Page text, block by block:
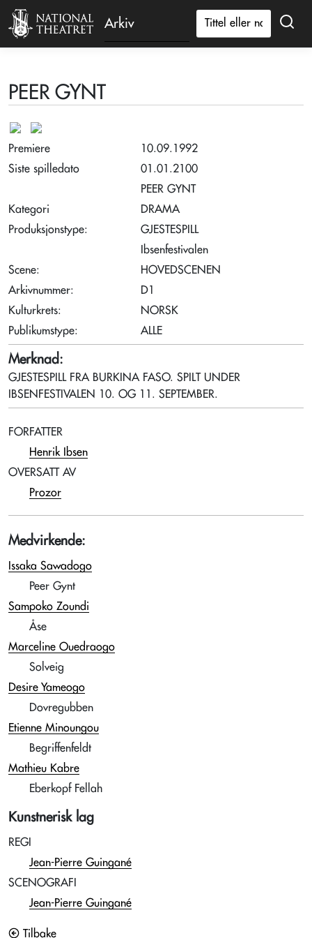
Arkiv
PEER GYNT
Premiere
10.09.1992
Siste spilledato
01.01.2100
PEER GYNT
Kategori
DRAMA
Produksjonstype:
GJESTESPILL
Ibsenfestivalen
Scene:
HOVEDSCENEN
Arkivnummer:
D1
Kulturkrets:
NORSK
Publikumstype:
ALLE
Merknad:
GJESTESPILL FRA BURKINA FASO. SPILT UNDER
IBSENFESTIVALEN 10. OG 11. SEPTEMBER.
FORFATTER
Henrik Ibsen
OVERSATT AV
Prozor
Medvirkende:
Issaka Sawadogo
Peer Gynt
Sampoko Zoundi
Åse
Marceline Ouedraogo
Solveig
Desire Yameogo
Dovregubben
Etienne Minoungou
Begriffenfeldt
Mathieu Kabre
Eberkopf Fellah
Kunstnerisk lag
REGI
Jean-Pierre Guingané
SCENOGRAFI
Jean-Pierre Guingané
Tilbake